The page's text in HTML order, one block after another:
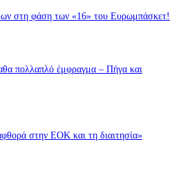
στη φάση των «16» του Ευρωμπάσκετ!
πολλαπλό έμφραγμα – Πήγα και
στην ΕΟΚ και τη διαιτησία»